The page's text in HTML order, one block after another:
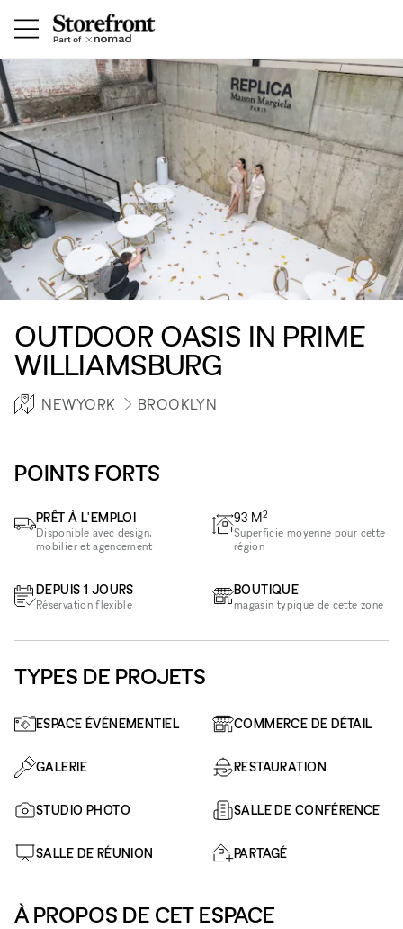
OUTDOOR OASIS IN PRIME
WILLIAMSBURG
NEWYORK BROOKLYN
POINTS FORTS
PRÊT À L'EMPLOI
Disponible avec design,
mobilier et agencement
DEPUIS 1 JOURS
Réservation flexible
93 M2
Superficie moyenne pour cette
région
BOUTIQUE
magasin typique de cette zone
TYPES DE PROJETS
ESPACE ÉVÉNEMENTIEL COMMERCE DE DÉTAIL
GALERIE RESTAURATION
STUDIO PHOTO SALLE DE CONFÉRENCE
SALLE DE RÉUNION PARTAGÉ
À PROPOS DE CET ESPACE